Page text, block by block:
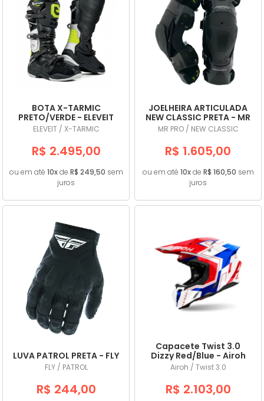
BOTA X-TARMIC
PRETO/VERDE - ELEVEIT
ELEVEIT / X-TARMIC
R$ 2.495,00
ou em até 10xde R$ 249,50 sem
juros
JOELHEIRA ARTICULADA
NEW CLASSIC PRETA - MR
PRO
MR PRO / NEW CLASSIC
R$ 1.605,00
ou em até 10xde R$ 160,50 sem
juros
LUVA PATROL PRETA - FLY
FLY / PATROL
R$ 244,00
Capacete Twist 3.0
Dizzy Red/Blue - Airoh
Airoh / Twist 3.0
R$ 2.103,00